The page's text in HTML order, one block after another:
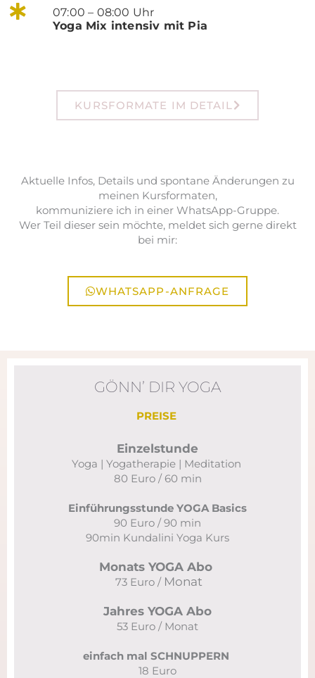
07:00 – 08:00 Uhr
Yoga Mix intensiv mit Pia
KURSFORMATE IM DETAIL
Aktuelle Infos, Details und spontane Änderungen zu
meinen Kursformaten,
kommuniziere ich in einer WhatsApp-Gruppe.
Wer Teil dieser sein möchte, meldet sich gerne direkt
bei mir:
WHATSAPP-ANFRAGE
GÖNN’ DIR YOGA
PREISE
Einzelstunde
Yoga | Yogatherapie | Meditation
80 Euro / 60 min
Einführungsstunde YOGA Basics
90 Euro / 90 min
90min Kundalini Yoga Kurs
Monats YOGA Abo
73 Euro / Monat
Jahres YOGA Abo
53 Euro / Monat
einfach mal SCHNUPPERN
18 Euro